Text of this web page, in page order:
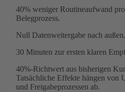
40% weniger Routineaufwand
Belegprozess.
Null Datenweitergabe nach außen.
30 Minuten zur ersten klaren
40%-Richtwert aus bisherigen
Tatsächliche Effekte hängen von
und Freigabeprozessen ab.